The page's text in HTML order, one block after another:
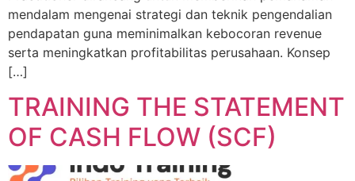
mendalam mengenai strategi dan teknik pengendalian
pendapatan guna meminimalkan kebocoran revenue
serta meningkatkan profitabilitas perusahaan. Konsep
[…]
TRAINING THE STATEMENT
OF CASH FLOW (SCF)